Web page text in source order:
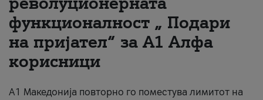
За нас
#ПодобарОнлајн
функционалност „ Подари
на пријател“ за А1 Алфа
корисници
А1 Македонија повторно го поместува лимитот на